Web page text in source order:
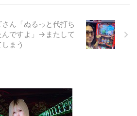
ん「ぬるっと代打ち
んですよ」→またして
まう